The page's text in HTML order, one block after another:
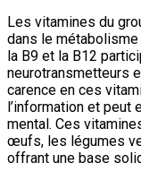
Les vitamines du
dans le métabolisme
la B9 et la B12
neurotransmetteurs
carence en ces
l’information et peut
mental. Ces
œufs, les légumes
offrant une base